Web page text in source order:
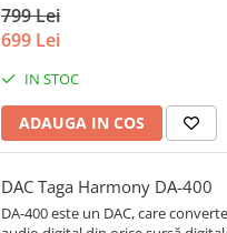
799 Lei
699 Lei
IN STOC
ADAUGA IN COS
DAC Taga Harmony DA-400
DA-400 este un DAC, care